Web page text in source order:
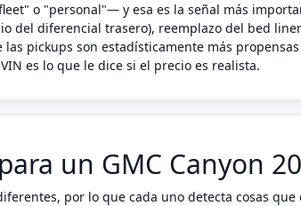
o "personal"— y esa es la señal más
del diferencial trasero), reemplazo del bed
pickups son estadísticamente más
es lo que le dice si el precio es realista.
un GMC Canyon
por lo que cada uno detecta cosas